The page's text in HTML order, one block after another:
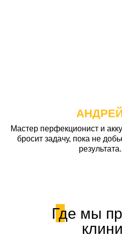
Мастер перфекционист и
бросит задачу, пока не
результата.
Где мы